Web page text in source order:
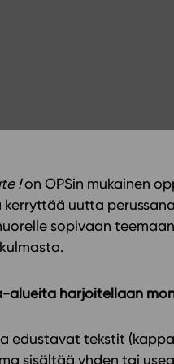
Tilaa
!on OPSin mukainen
uutta
sopivaan
alueita harjoitellaan
edustavat tekstit
sisältää yhden tai